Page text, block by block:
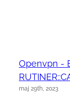
Openvpn -
maj 29th, 2023